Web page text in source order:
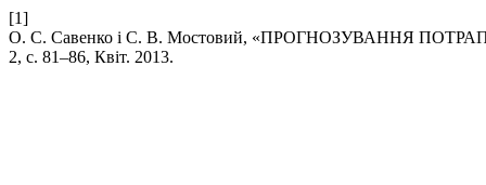
[1]
О. С. Савенко і С. В. Мостовий, «ПРОГНОЗУВАННЯ
2, с. 81–86, Квіт. 2013.